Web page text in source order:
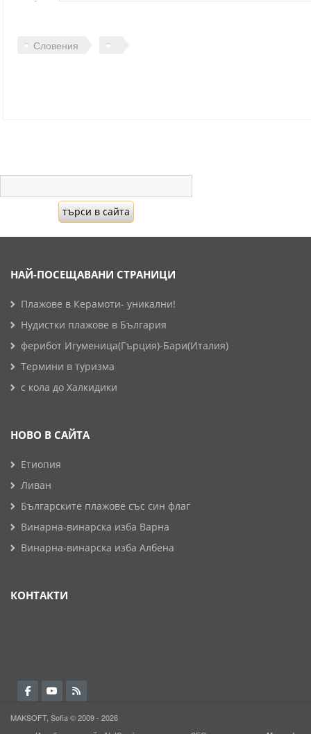
Словения
НАЙ-ПОСЕЩАВАНИ СТРАНИЦИ
Плажове в Керамоти- уникални!
Нудистки плажове в България
ферибот Игуменица(Гърция)-Бари(Италия)
Термини в туризма
с кола до Халкидики
НОВО В САЙТА
Етиопия
Ливан
Българските плажове със син флаг
Винарна-винарска изба Варна
Винарна-винарска изба Албена
КОНТАКТИ
MAKSOFT, Sofia © 2009 - 2026